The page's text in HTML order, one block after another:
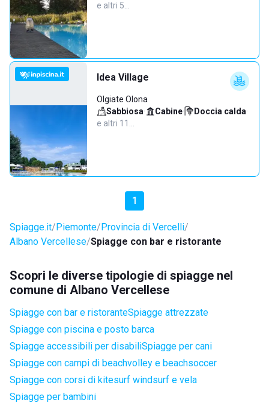
e altri 5…
Idea Village
Olgiate Olona
Sabbiosa· Cabine· Doccia calda·
e altri 11…
1
Spiagge.it Piemonte Provincia di Vercelli
Albano Vercellese Spiagge con bar e ristorante
Scopri le diverse tipologie di spiagge nel
comune di Albano Vercellese
Spiagge con bar e ristoranteSpiagge attrezzate
Spiagge con piscina e posto barca
Spiagge accessibili per disabiliSpiagge per cani
Spiagge con campi di beachvolley e beachsoccer
Spiagge con corsi di kitesurf windsurf e vela
Spiagge per bambini